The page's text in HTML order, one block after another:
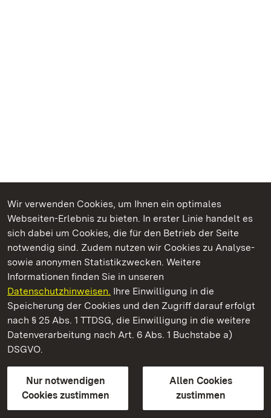
Wir verwenden Cookies, um Ihnen ein optimales
Webseiten-Erlebnis zu bieten. In erster Linie handelt es
sich dabei um Cookies, die für den Betrieb der Seite
notwendig sind. Zudem nutzen wir Cookies zu Analyse-
sowie anonymen Statistikzwecken. Weitere
Informationen finden Sie in unseren
Datenschutzhinweisen. Ihre Einwilligung in die
Speicherung der Cookies und den Zugriff darauf erfolgt
nach § 25 Abs. 1 TTDSG, die Einwilligung in die weitere
Datenverarbeitung nach Art. 6 Abs. 1 Buchstabe a)
DSGVO.
Nur notwendigen
Cookies zustimmen
Allen Cookies
zustimmen
Kommen. Staunen. Genießen.
Barockschloss Mannheim
Staatliche Schlösser und Gärten Baden-Württemberg
Kontakt
GebärdenspracheLeichte Sprache
Erklärung zur Barrierefreiheit
BITV-konform (geprüfte Seiten)